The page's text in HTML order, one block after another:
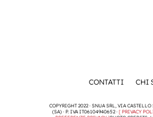
CONTATTI CHI
COPYRIGHT 2022 · SNUA SRL, VIA
(SA) · P. IVA IT06104940652 · [ PRIVACY